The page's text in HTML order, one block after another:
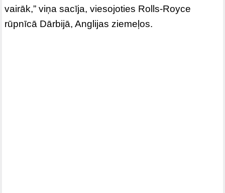
vairāk,” viņa sacīja, viesojoties Rolls-Royce
rūpnīcā Dārbijā, Anglijas ziemeļos.